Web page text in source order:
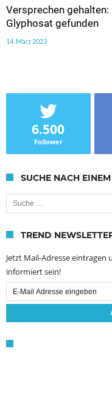
Versprechen gehalten:
Glyphosat gefunden
14. März 2023
6.500
Follower
SUCHE NACH
Suche nach:
TREND
Jetzt Mail-Adresse
informiert sein!
Email
Subscription